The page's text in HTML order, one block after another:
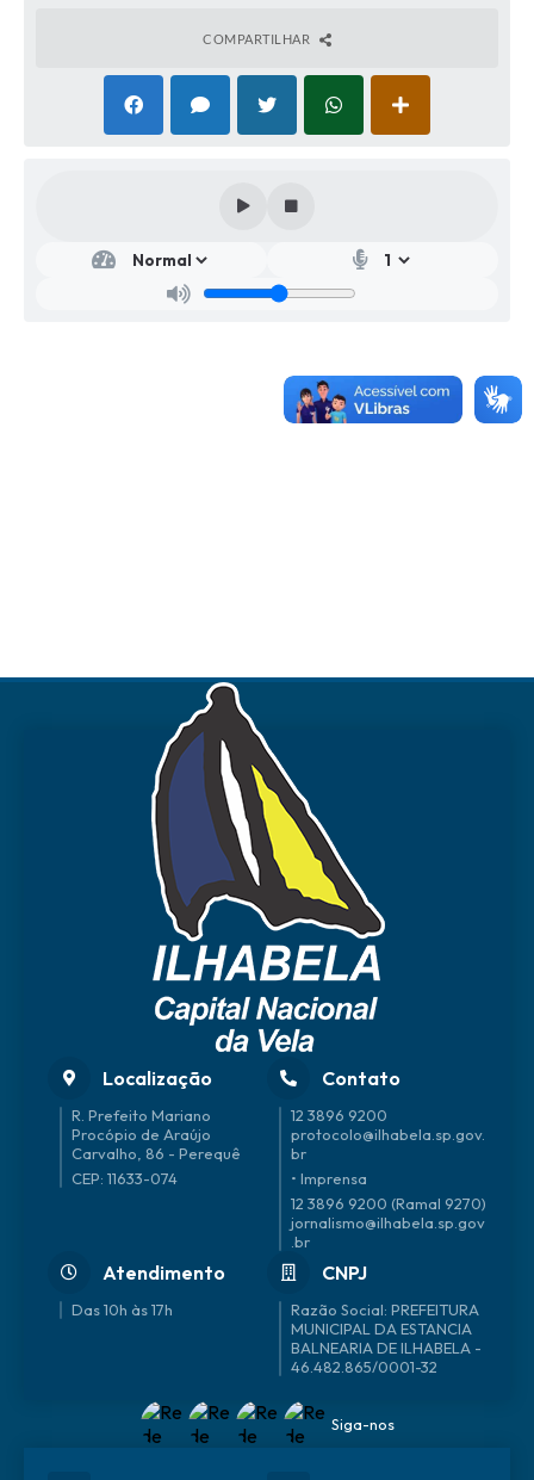
COMPARTILHAR
Localização
R. Prefeito Mariano
Procópio de Araújo
Carvalho, 86 - Perequê
CEP: 11633-074
Contato
12 3896 9200
protocolo@ilhabela.sp.gov.
br
• Imprensa
12 3896 9200 (Ramal 9270)
jornalismo@ilhabela.sp.gov
.br
Atendimento
Das 10h às 17h
CNPJ
46.482.865/0001-32
Siga-nos